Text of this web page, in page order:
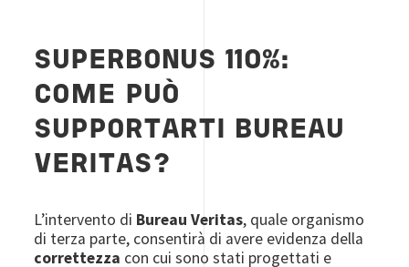
SUPERBONUS 110%:
COME PUÒ
SUPPORTARTI BUREAU
VERITAS?
L’intervento di Bureau Veritas, quale organismo
di terza parte, consentirà di avere evidenza della
correttezza con cui sono stati progettati e